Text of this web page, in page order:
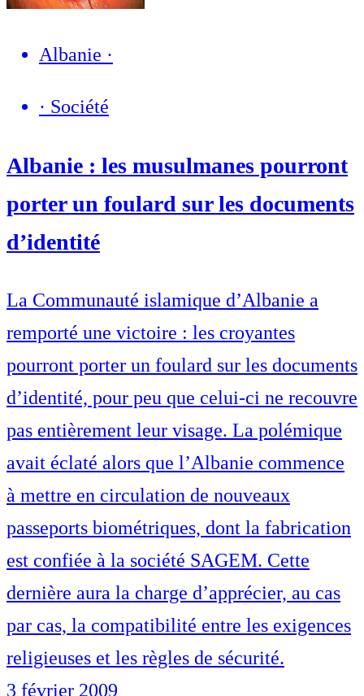
Albanie ·
· Société
Albanie : les musulmanes pourront
porter un foulard sur les documents
d’identité
La Communauté islamique d’Albanie a
remporté une victoire : les croyantes
pourront porter un foulard sur les documents
d’identité, pour peu que celui-ci ne recouvre
pas entièrement leur visage. La polémique
avait éclaté alors que l’Albanie commence
à mettre en circulation de nouveaux
passeports biométriques, dont la fabrication
est confiée à la société SAGEM. Cette
dernière aura la charge d’apprécier, au cas
par cas, la compatibilité entre les exigences
religieuses et les règles de sécurité.
3 février 2009